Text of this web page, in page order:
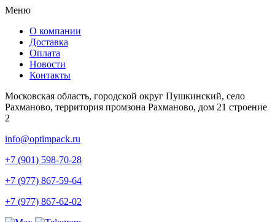
Меню
О компании
Доставка
Оплата
Новости
Контакты
Московская область, городской округ Пушкинский, село
Рахманово, территория промзона Рахманово, дом 21 строение
2
info@optimpack.ru
+7 (901) 598-70-28
+7 (977) 867-59-64
+7 (977) 867-62-02